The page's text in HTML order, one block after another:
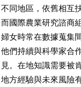
不同地區，依舊相互
而國際農業研究諮商
婦女時常在數據蒐集
他們持續與科學家合
見。在地知識需要被
地方經驗與未來風險